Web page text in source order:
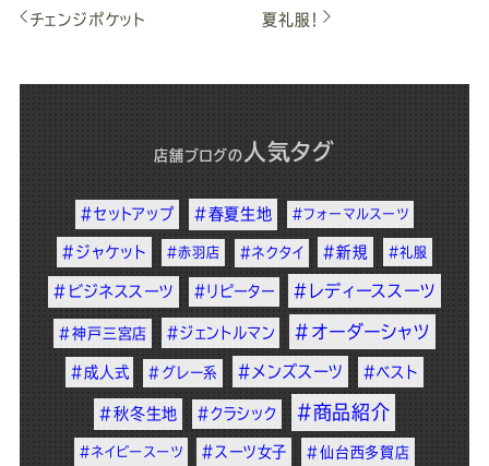
チェンジポケット 夏礼服！
店舗ブログ の 人気タグ
#セットアップ #春夏生地 #フォーマルスーツ
#ジャケット #赤羽店 #ネクタイ #新規 #礼服
#ビジネススーツ #リピーター #レディーススーツ
#神戸三宮店 #ジェントルマン #オーダーシャツ
#成人式 #グレー系 #メンズスーツ #ベスト
#秋冬生地 #クラシック #商品紹介
#ネイビースーツ #スーツ女子 #仙台西多賀店